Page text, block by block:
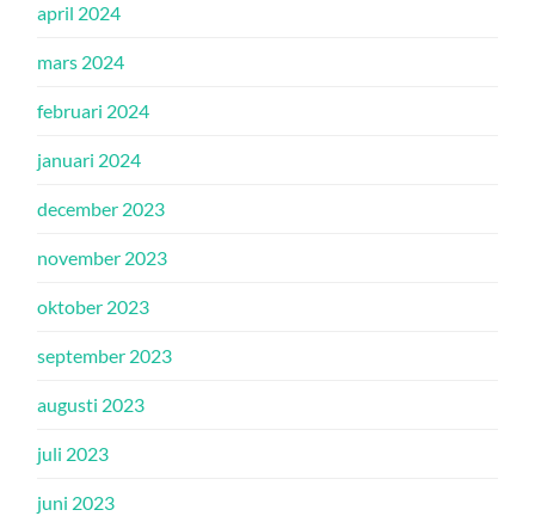
april 2024
mars 2024
februari 2024
januari 2024
december 2023
november 2023
oktober 2023
september 2023
augusti 2023
juli 2023
juni 2023